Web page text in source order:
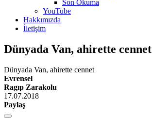
Son Okuma
YouTube
Hakkımızda
İletişim
Dünyada Van, ahirette cennet
Dünyada Van, ahirette cennet
Evrensel
Ragıp Zarakolu
17.07.2018
Paylaş